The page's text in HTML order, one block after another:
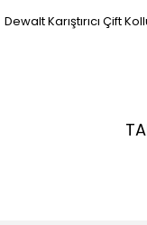
Dewalt Karıştırıcı Çift